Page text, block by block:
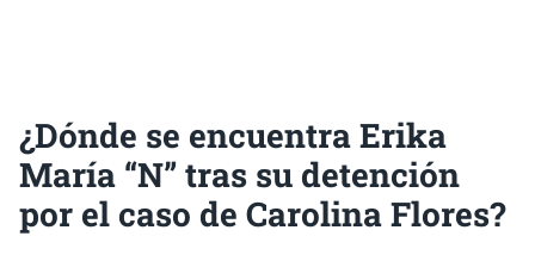
¿Dónde se encuentra Erika
María “N” tras su detención
por el caso de Carolina Flores?